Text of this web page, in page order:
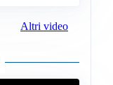
Altri video